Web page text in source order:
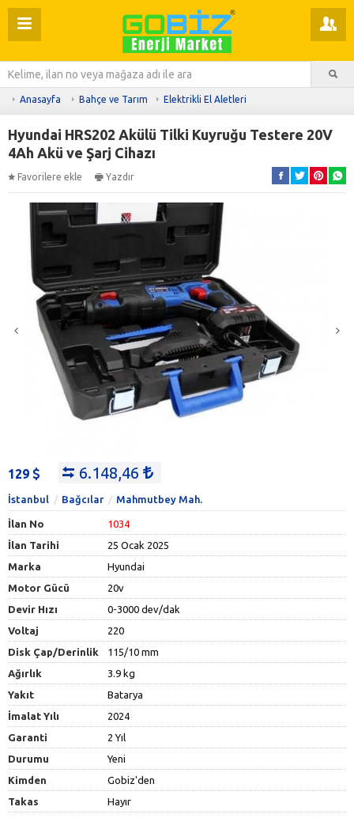
Anasayfa Bahçe ve Tarım Elektrikli El Aletleri
Hyundai HRS202 Akülü Tilki Kuyruğu Testere 20V
4Ah Akü ve Şarj Cihazı
Favorilere ekle Yazdır
129 6.148,46
İstanbul Bağcılar Mahmutbey Mah.
İlan No
1034
İlan Tarihi
25 Ocak 2025
Marka
Hyundai
Motor Gücü
20v
Devir Hızı
0-3000 dev/dak
Voltaj
220
Disk Çap/Derinlik
115/10 mm
Ağırlık
3.9 kg
Yakıt
Batarya
İmalat Yılı
2024
Garanti
2 Yıl
Durumu
Yeni
Kimden
Gobiz'den
Takas
Hayır